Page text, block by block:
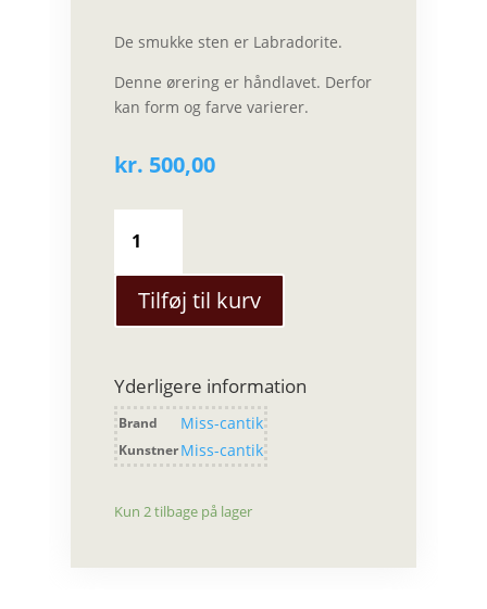
De smukke sten er Labradorite.
Denne ørering er håndlavet. Derfor
kan form og farve varierer.
kr. 500,00
cantik
-
Wendy
midnight
Tilføj til kurv
Yderligere information
Brand Miss-cantik
KunstnerMiss-cantik
Kun 2 tilbage på lager